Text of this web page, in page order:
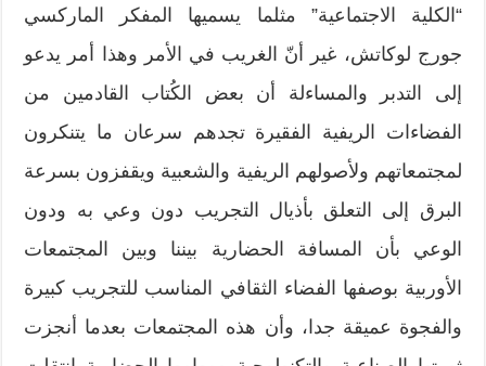
“الكلية الاجتماعية” مثلما يسميها المفكر الماركسي
جورج لوكاتش، غير أنّ الغريب في الأمر وهذا أمر يدعو
إلى التدبر والمساءلة أن بعض الكُتاب القادمين من
الفضاءات الريفية الفقيرة تجدهم سرعان ما يتنكرون
لمجتمعاتهم ولأصولهم الريفية والشعبية ويقفزون بسرعة
البرق إلى التعلق بأذيال التجريب دون وعي به ودون
الوعي بأن المسافة الحضارية بيننا وبين المجتمعات
الأوربية بوصفها الفضاء الثقافي المناسب للتجريب كبيرة
والفجوة عميقة جدا، وأن هذه المجتمعات بعدما أنجزت